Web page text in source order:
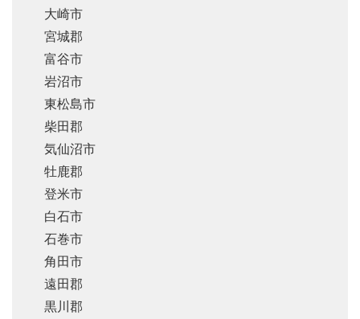
大崎市
宮城郡
富谷市
岩沼市
東松島市
柴田郡
気仙沼市
牡鹿郡
登米市
白石市
石巻市
角田市
遠田郡
黒川郡